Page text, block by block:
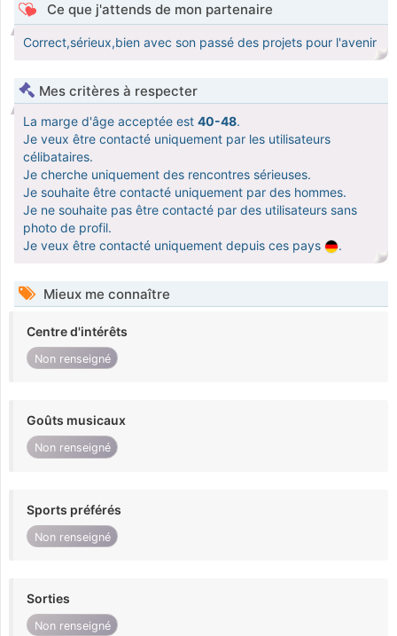
Ce que j'attends de mon partenaire
Correct,sérieux,bien avec son passé des projets pour l'avenir
Mes critères à respecter
La marge d'âge acceptée est 40-48.
Je veux être contacté uniquement par les utilisateurs
célibataires.
Je cherche uniquement des rencontres sérieuses.
Je souhaite être contacté uniquement par des hommes.
Je ne souhaite pas être contacté par des utilisateurs sans
photo de profil.
Je veux être contacté uniquement depuis ces pays
.
Mieux me connaître
Centre d'intérêts
Non renseigné
Goûts musicaux
Non renseigné
Sports préférés
Non renseigné
Sorties
Non renseigné